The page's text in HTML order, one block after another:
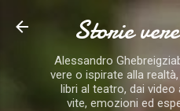
Storie
Alessandro
vere o ispirate alla
libri al teatro, dai
vite, emozioni ed